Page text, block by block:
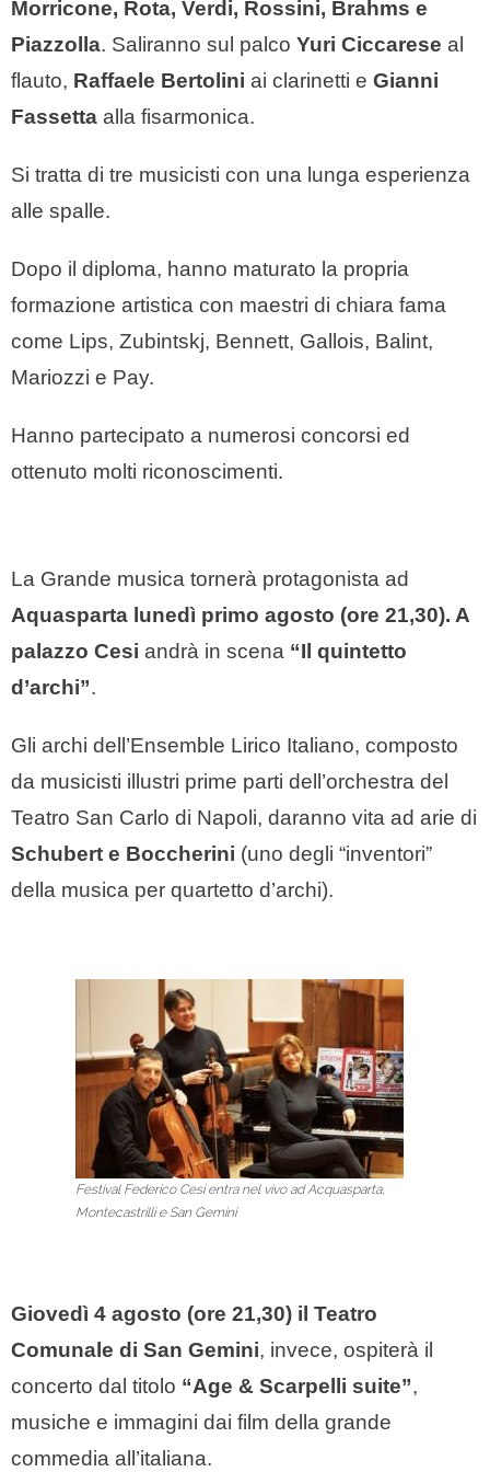
Morricone, Rota, Verdi, Rossini, Brahms e
Piazzolla. Saliranno sul palco Yuri Ciccarese al
flauto, Raffaele Bertolini ai clarinetti e Gianni
Fassetta alla fisarmonica.
Si tratta di tre musicisti con una lunga esperienza
alle spalle.
Dopo il diploma, hanno maturato la propria
formazione artistica con maestri di chiara fama
come Lips, Zubintskj, Bennett, Gallois, Balint,
Mariozzi e Pay.
Hanno partecipato a numerosi concorsi ed
ottenuto molti riconoscimenti.
La Grande musica tornerà protagonista ad
Aquasparta lunedì primo agosto (ore 21,30). A
palazzo Cesi andrà in scena “Il quintetto
d’archi”.
Gli archi dell’Ensemble Lirico Italiano, composto
da musicisti illustri prime parti dell’orchestra del
Teatro San Carlo di Napoli, daranno vita ad arie di
Schubert e Boccherini (uno degli “inventori”
della musica per quartetto d’archi).
Festival Federico Cesi entra nel vivo ad Acquasparta,
Montecastrilli e San Gemini
Giovedì 4 agosto (ore 21,30) il Teatro
Comunale di San Gemini, invece, ospiterà il
concerto dal titolo “Age & Scarpelli suite”,
musiche e immagini dai film della grande
commedia all’italiana.